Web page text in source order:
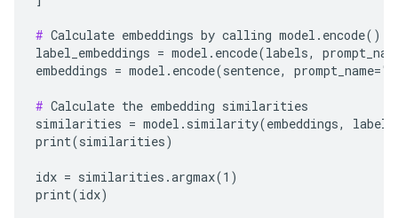
# Calculate embeddings by calling model.encode()
label_embeddings = model.encode(labels,
embeddings = model.encode(sentence,
# Calculate the embedding similarities
similarities = model.similarity(embeddings,
print(similarities)
idx = similarities.argmax(1)
print(idx)